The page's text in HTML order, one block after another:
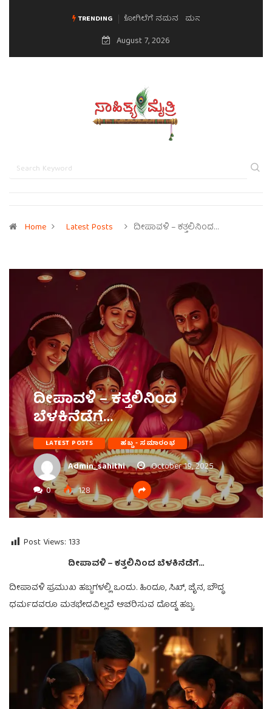
TRENDING ಮನಸಿನ ಸವಿಭಾವ
August 7, 2026
Home Latest Posts ದೀಪಾವಳಿ – ಕತ್ತಲಿನಿಂದ…
ದೀಪಾವಳಿ – ಕತ್ತಲಿನಿಂದ
ಬೆಳಕಿನೆಡೆಗೆ…
LATEST POSTS ಹಬ್ಬ - ಸಮಾರಂಭ
Admin_sahithi
October 19, 2025
0
128
Post Views: 133
ದೀಪಾವಳಿ – ಕತ್ತಲಿನಿಂದ ಬೆಳಕಿನೆಡೆಗೆ…
ದೀಪಾವಳಿ ಪ್ರಮುಖ ಹಬ್ಬಗಳಲ್ಲಿ ಒಂದು. ಹಿಂದೂ, ಸಿಖ್, ಜೈನ, ಬೌದ್ಧ
ಧರ್ಮದವರೂ ಮತಭೇದವಿಲ್ಲದೆ ‍ಆಚರಿಸುವ ದೊಡ್ಡ ಹಬ್ಬ.